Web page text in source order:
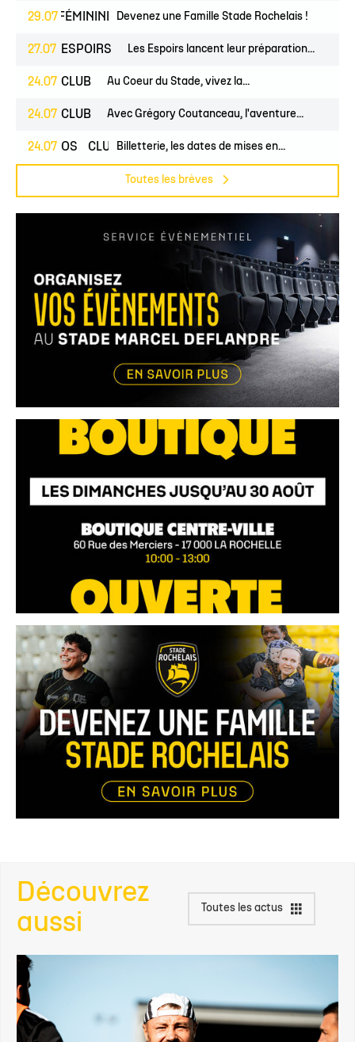
29.07FÉMININES CLUB
Devenez une Famille Stade Rochelais !
27.07 ESPOIRS Les Espoirs lancent leur préparation...
24.07 CLUB Au Coeur du Stade, vivez la...
24.07 CLUB Avec Grégory Coutanceau, l'aventure...
24.07
PROS CLUB Billetterie, les dates de mises en...
Toutes les brèves
Découvrez
aussi
Toutes les actus